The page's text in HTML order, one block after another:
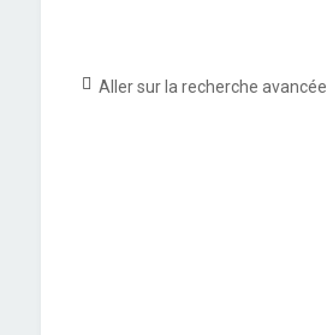
Aller sur la recherche avancée